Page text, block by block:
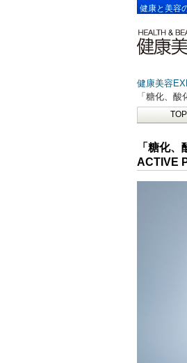
健康と美容
健康美容
「糖化、
TOP
「糖化
ACTIVE